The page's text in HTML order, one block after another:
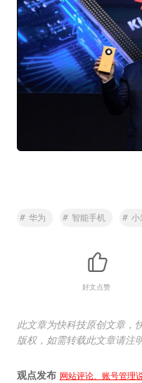
# 华为 # 智能手机 # 小
好文点赞
此文章为快科技原创文章，
版权，如需转载此文章请注
观点发布 网站评论、账号管理